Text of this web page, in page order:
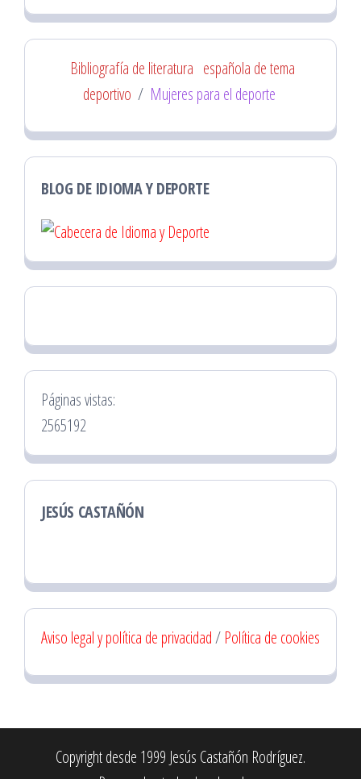
Bibliografía de literatura española de tema
deportivo / Mujeres para el deporte
BLOG DE IDIOMA Y DEPORTE
Páginas vistas:
2565192
JESÚS CASTAÑÓN
Aviso legal y política de privacidad/ Política de cookies
Copyright desde 1999 Jesús Castañón Rodríguez.